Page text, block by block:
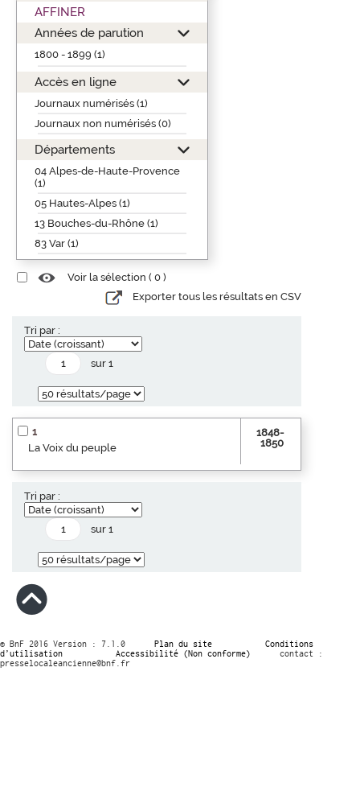
AFFINER
Années de parution
1800 - 1899 (1)
Accès en ligne
Journaux numérisés (1)
Journaux non numérisés (0)
Départements
04 Alpes-de-Haute-Provence
(1)
05 Hautes-Alpes (1)
13 Bouches-du-Rhône (1)
83 Var (1)
Voir la sélection ( 0 )
Exporter tous les résultats en CSV
Tri par :
sur 1
1
La Voix du peuple
1848-
1850
Tri par :
sur 1
© BnF 2016 Version : 7.1.0 Plan du site
Conditions
d’utilisation
Accessibilité (Non conforme)
contact :
presselocaleancienne@bnf.fr